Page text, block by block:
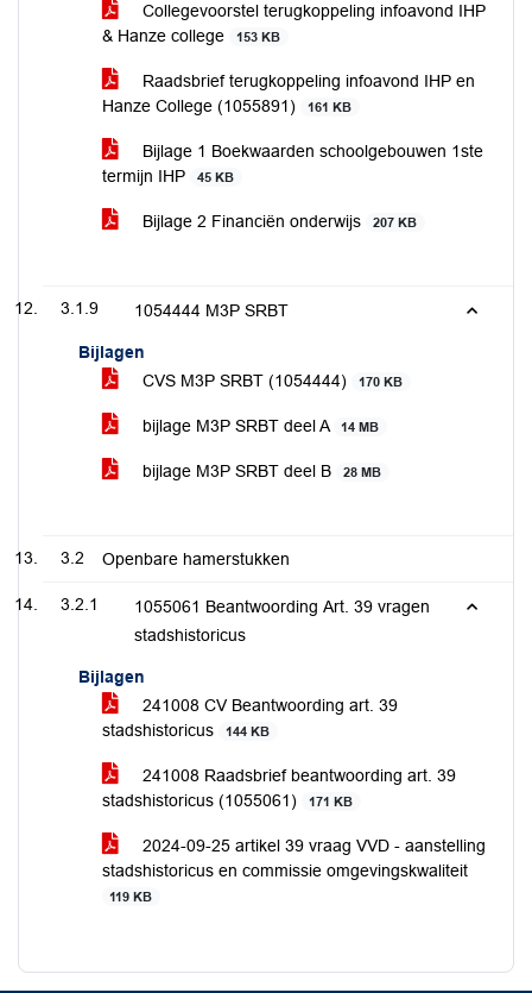
Collegevoorstel terugkoppeling infoavond IHP
& Hanze college
153 KB
Raadsbrief terugkoppeling infoavond IHP en
Hanze College (1055891)
161 KB
Bijlage 1 Boekwaarden schoolgebouwen 1ste
termijn IHP
45 KB
Bijlage 2 Financiën onderwijs 207 KB
3.1.9 1054444 M3P SRBT
Bijlagen
CVS M3P SRBT (1054444)
170 KB
bijlage M3P SRBT deel A 14 MB
bijlage M3P SRBT deel B 28 MB
3.2 Openbare hamerstukken
3.2.1
1055061 Beantwoording Art. 39 vragen
stadshistoricus
Bijlagen
241008 CV Beantwoording art. 39
stadshistoricus
144 KB
241008 Raadsbrief beantwoording art. 39
stadshistoricus (1055061)
171 KB
2024-09-25 artikel 39 vraag VVD - aanstelling
stadshistoricus en commissie omgevingskwaliteit
119 KB